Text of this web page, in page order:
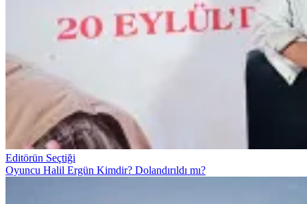
Editörün Seçtiği
Oyuncu Halil Ergün Kimdir? Dolandırıldı mı?